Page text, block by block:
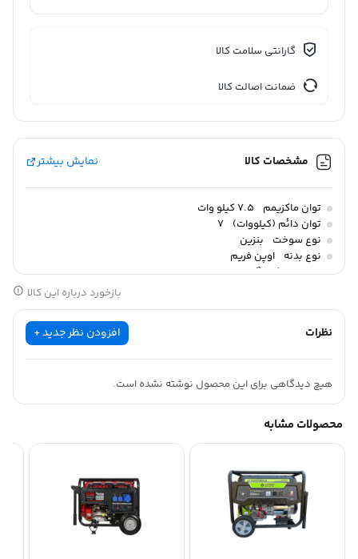
گارانتی سلامت کالا
ضمانت اصالت کالا
مشخصات کالا نمایش بیشتر
توان ماکزیمم
7.5 کیلو وات
توان دائم (کیلووات) 7
نوع سوخت
بنزین
نوع بدنه اوپن فریم
وزن 88 کیلوگرم
ابعاد
بازخورد درباره این کالا
نظرات افزودن نظر جدید +
هیچ دیدگاهی برای این محصول نوشته نشده است.
محصولات مشابه